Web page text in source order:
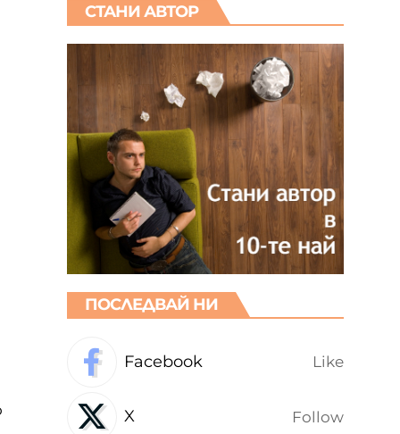
СТАНИ АВТОР
ПОСЛЕДВАЙ НИ
Facebook Like
X Follow